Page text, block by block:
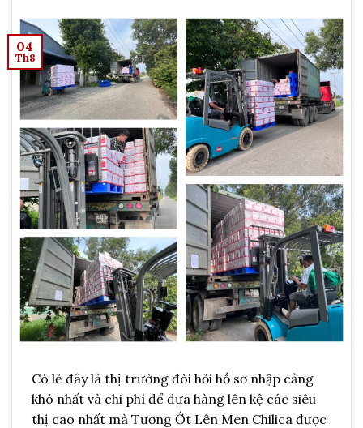
04
Th8
Có lẻ đây là thị trường đòi hỏi hồ sơ nhập cảng
khó nhất và chi phí để đưa hàng lên kệ các siêu
thị cao nhất mà Tương Ớt Lên Men Chilica được